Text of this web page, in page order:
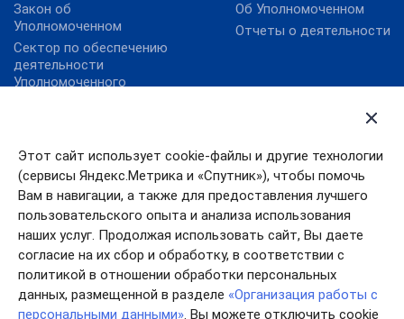
Этот сайт использует cookie-файлы и другие технологии
(сервисы Яндекс.Метрика и «Спутник»), чтобы помочь
Вам в навигации, а также для предоставления лучшего
пользовательского опыта и анализа использования
наших услуг. Продолжая использовать сайт, Вы даете
согласие на их сбор и обработку, в соответствии с
политикой в отношении обработки персональных
данных, размещенной в разделе «Организация работы с
персональными данными». Вы можете отключить cookie
Закон об
Уполномоченном
Сектор по обеспечению
деятельности
Уполномоченного
Об Уполномоченном
Отчеты о деятельности
Ответы на вопросы
Правовые акты
Анонсы мероприятий
Уполномоченный при
Президенте РФ по
защите прав
предпринимателей